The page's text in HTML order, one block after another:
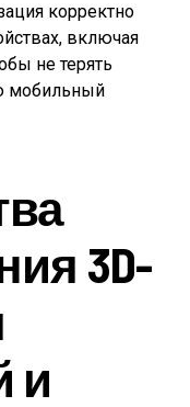
корректно
включая
не терять
мобильный
3D-
и